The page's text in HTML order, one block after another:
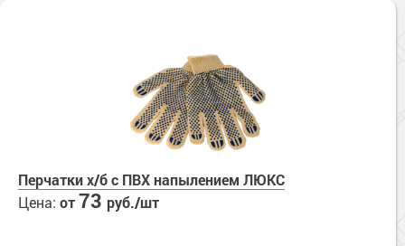
Перчатки х/б с ПВХ напылением ЛЮКС
Цена: от73 руб./шт